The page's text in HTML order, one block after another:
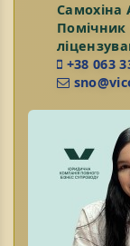
Самохіна
Помічник
+38 063